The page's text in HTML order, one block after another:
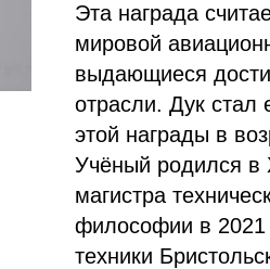
Эта награда
мировой
выдающиеся
отрасли. Дук
этой награды в
Учёный родился в
магистра
философии в 2021
техники